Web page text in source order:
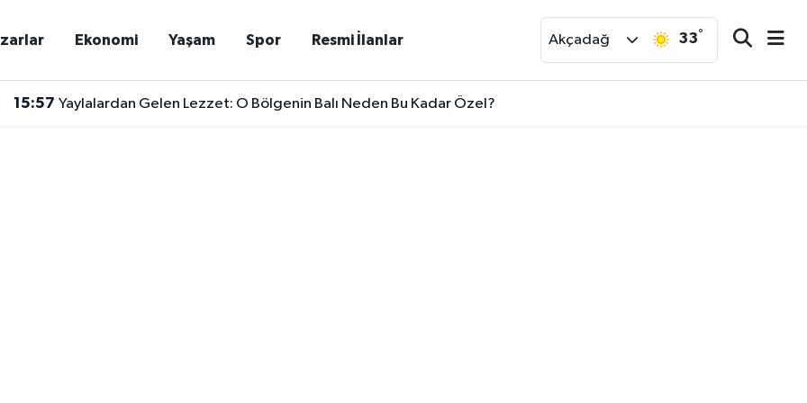
Ekonomi Yaşam Spor Resmi İlanlar Akçadağ 33°
15:57 Yaylalardan Gelen Lezzet: O Bölgenin Balı Neden Bu Kadar Özel?